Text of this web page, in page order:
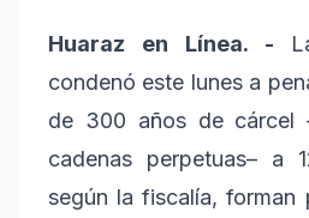
Huaraz en Línea. -
condenó este lunes a
de 300 años de cárcel
cadenas perpetuas– a
según la fiscalía, forman